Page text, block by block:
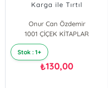
Karga ile Tırtıl
Onur Can Özdemir
1001 ÇİÇEK KİTAPLAR
Stok : 1+
₺130,00